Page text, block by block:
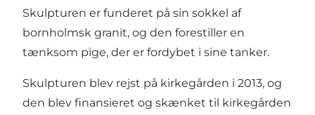
Skulpturen er funderet på sin sokkel af
bornholmsk granit, og den forestiller en
tænksom pige, der er fordybet i sine tanker.
Skulpturen blev rejst på kirkegården i 2013, og
den blev finansieret og skænket til kirkegården